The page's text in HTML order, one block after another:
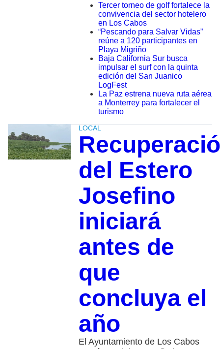
Tercer torneo de golf fortalece la
convivencia del sector hotelero
en Los Cabos
“Pescando para Salvar Vidas”
reúne a 120 participantes en
Playa Migriño
Baja California Sur busca
impulsar el surf con la quinta
edición del San Juanico
LogFest
La Paz estrena nueva ruta aérea
a Monterrey para fortalecer el
turismo
LOCAL
del Estero
Josefino
iniciará
antes de
que
concluya el
año
El Ayuntamiento de Los Cabos